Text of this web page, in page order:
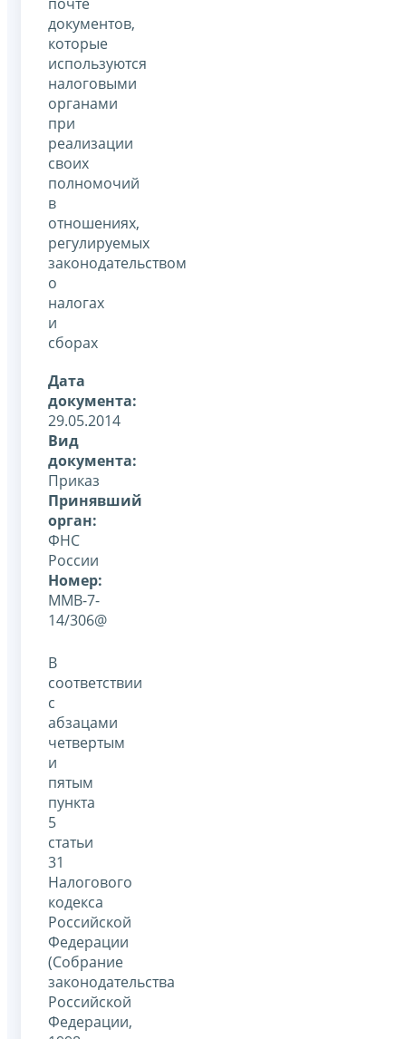
документов,
которые
используются
налоговыми
органами
при
реализации
своих
полномочий
в
отношениях,
регулируемых
законодательством
о
налогах
и
сборах
Дата
документа:
29.05.2014
Вид
документа:
Приказ
Принявший
орган:
ФНС
России
Номер:
ММВ-7-
14/306@
В
соответствии
с
абзацами
четвертым
и
пятым
пункта
5
статьи
31
Налогового
кодекса
Российской
Федерации
(Собрание
законодательства
Российской
Федерации,